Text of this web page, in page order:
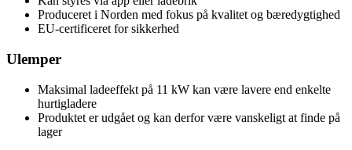
Produceret i Norden med fokus på kvalitet og bæredygtighed
EU-certificeret for sikkerhed
Ulemper
Maksimal ladeeffekt på 11 kW kan være lavere end enkelte
hurtigladere
Produktet er udgået og kan derfor være vanskeligt at finde på
lager